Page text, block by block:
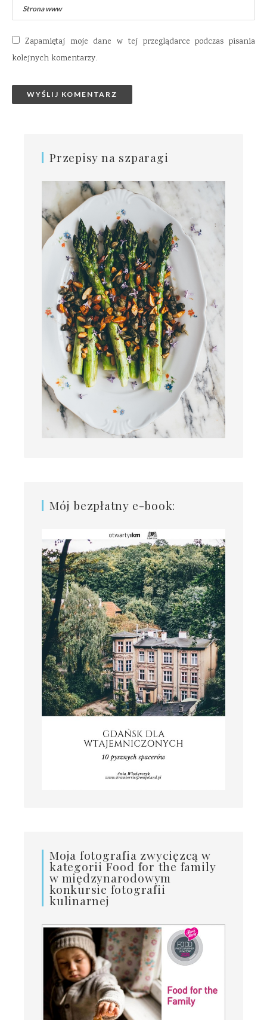
Zapamiętaj moje dane w tej przeglądarce podczas pisania
kolejnych komentarzy.
Przepisy na szparagi
Mój bezpłatny e-book:
Moja fotografia zwycięzcą w
kategorii Food for the family
w międzynarodowym
konkursie fotografii
kulinarnej